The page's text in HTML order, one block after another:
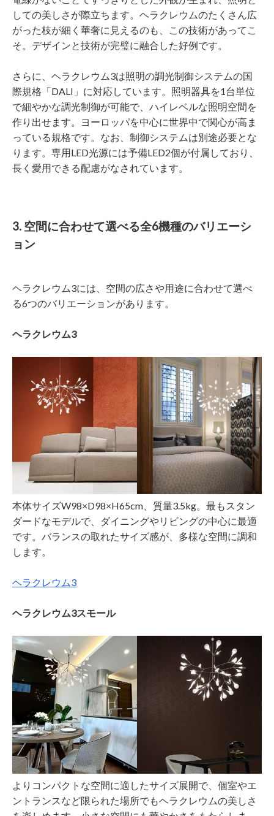
しての美しさが際立ちます。ヘラクレウムのたくさん広
がった枝が細く華奢に見えるのも、この技術があってこ
そ。デザインと技術が完璧に融合した好例です。
さらに、ヘラクレウム3は照明の調光制御システムの国
際規格「DALI」に対応しています。照明器具を1台単位
で細やかな調光制御が可能で、ハイレベルな照明空間を
作り出せます。ヨーロッパを中心に世界中で関心が高ま
っている規格です。なお、制御システムは別途必要とな
ります。専用LED光源には予備LED2個が付属しており、
長く愛用できる配慮がなされています。
3. 空間に合わせて選べる全6機種のバリエーシ
ョン
ヘラクレウム3には、空間の広さや用途に合わせて選べ
る6つのバリエーションがあります。
ヘラクレウム3
本体サイズW98×D98×H65cm、質量3.5kg。最もスタン
ダードなモデルで、ダイニングやリビングの中心に最適
です。バランスの取れたサイズ感が、多様な空間に調和
します。
ヘラクレウム3
ヘラクレウム3スモール
よりコンパクトな空間に適したサイズ展開で、個室やエ
ントランスなど限られた場所でもヘラクレウムの美しさ